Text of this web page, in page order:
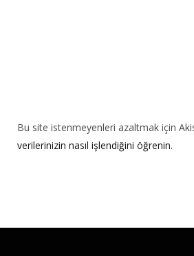
Bu site istenmeyenleri azaltmak için
verilerinizin nasıl işlendiğini öğrenin.